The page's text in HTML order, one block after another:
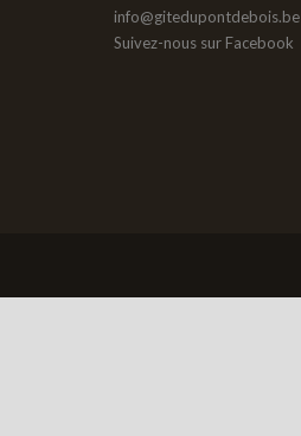
info@gitedupontdebois.be
Suivez-nous sur Facebook